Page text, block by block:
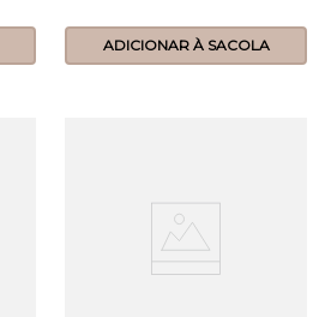
ADICIONAR À SACOLA